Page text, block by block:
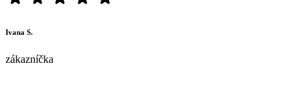
Ivana S.
zákazníčka